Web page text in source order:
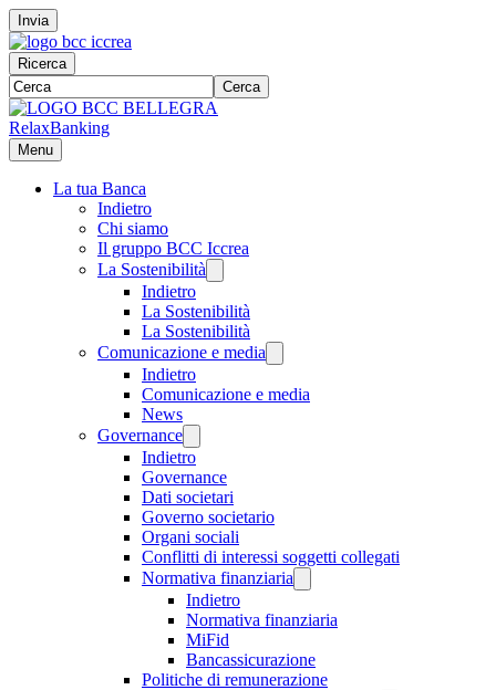
Invia
Ricerca
Cerca
RelaxBanking
Menu
La tua Banca
Indietro
Chi siamo
Il gruppo BCC Iccrea
La Sostenibilità
Indietro
La Sostenibilità
La Sostenibilità
Comunicazione e media
Indietro
Comunicazione e media
News
Governance
Indietro
Governance
Dati societari
Governo societario
Organi sociali
Conflitti di interessi soggetti collegati
Normativa finanziaria
Indietro
Normativa finanziaria
MiFid
Bancassicurazione
Politiche di remunerazione